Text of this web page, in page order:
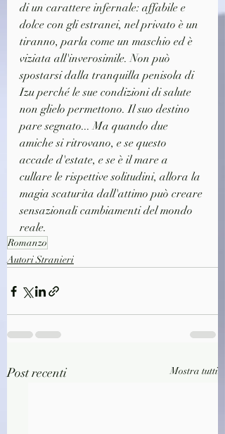
di un carattere infernale: affabile e
dolce con gli estranei, nel privato è un
tiranno, parla come un maschio ed è
viziata all'inverosimile. Non può
spostarsi dalla tranquilla penisola di
Izu perché le sue condizioni di salute
non glielo permettono. Il suo destino
pare segnato... Ma quando due
amiche si ritrovano, e se questo
accade d'estate, e se è il mare a
cullare le rispettive solitudini, allora la
magia scaturita dall'attimo può creare
sensazionali cambiamenti del mondo
reale.
Romanzo
Autori Stranieri
Post recenti Mostra tutti